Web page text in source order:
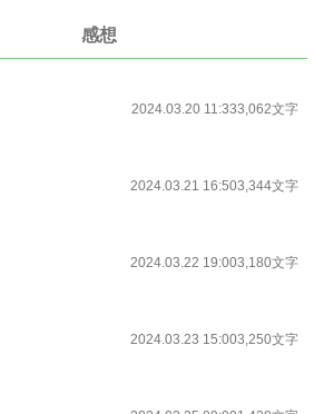
感想
2024.03.20 11:333,062文字
2024.03.21 16:503,344文字
2024.03.22 19:003,180文字
2024.03.23 15:003,250文字